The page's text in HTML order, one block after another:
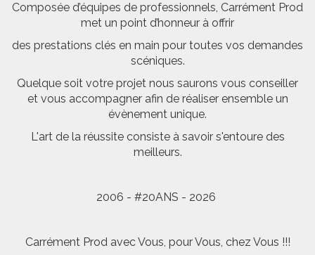
Composée d’équipes de professionnels, Carrément Prod
met un point d’honneur à offrir
des prestations clés en main pour toutes vos demandes
scéniques.
Quelque soit votre projet nous saurons vous conseiller
et vous accompagner afin de réaliser ensemble un
évènement unique.
L'art de la réussite consiste à savoir s'entoure des
meilleurs.
2006 - #20ANS - 2026
Carrément Prod avec Vous, pour Vous, chez Vous !!!